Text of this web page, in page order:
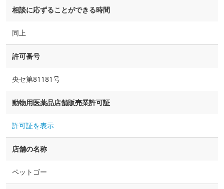
相談に応ずることができる時間
同上
許可番号
央セ第81181号
動物用医薬品店舗販売業許可証
許可証を表示
店舗の名称
ペットゴー